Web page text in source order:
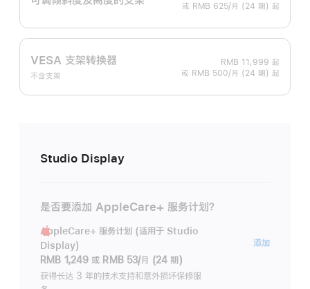
或 RMB 625/月 (24 期) 起
VESA 支架转换器
不含支架
RMB 11,999 起
或 RMB 500/月 (24 期) 起
Studio Display
是否要添加 AppleCare+ 服务计划？
AppleCare+ 服务计划 (适用于 Studio
Display)
RMB 1,249 或 RMB 53/月 (24 期)
获得长达 3 年的技术支持和意外损坏保修服
添加